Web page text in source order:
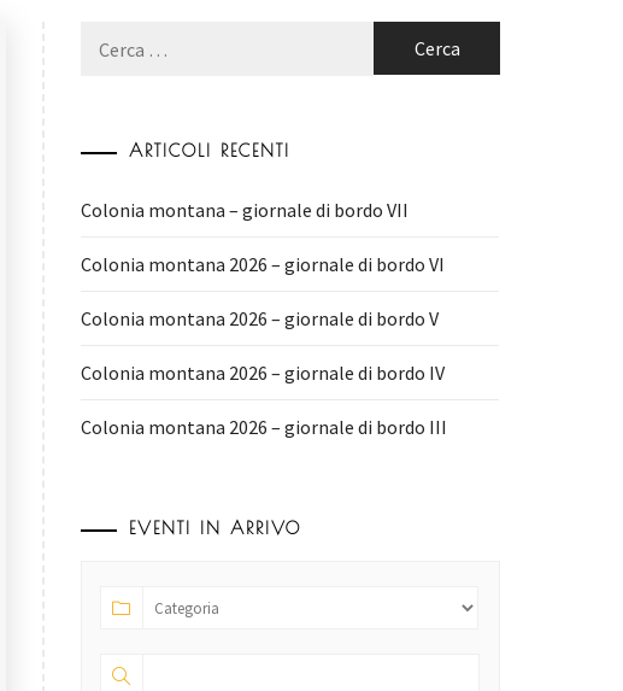
per:
ARTICOLI RECENTI
Colonia montana – giornale di bordo VII
Colonia montana 2026 – giornale di bordo VI
Colonia montana 2026 – giornale di bordo V
Colonia montana 2026 – giornale di bordo IV
Colonia montana 2026 – giornale di bordo III
EVENTI IN ARRIVO